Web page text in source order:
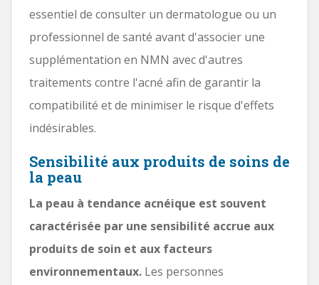
essentiel de consulter un dermatologue ou un
professionnel de santé avant d'associer une
supplémentation en NMN avec d'autres
traitements contre l'acné afin de garantir la
compatibilité et de minimiser le risque d'effets
indésirables.
Sensibilité aux produits de soins de
la peau
La peau à tendance acnéique est souvent
caractérisée par une sensibilité accrue aux
produits de soin et aux facteurs
environnementaux. Les personnes